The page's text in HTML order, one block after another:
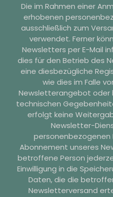
Die im Rahmen einer
erhobenen
ausschließlich zum
verwendet. Ferner
Newsletters per E-Mail
dies für den Betrieb des
eine diesbezügliche
wie dies im Falle
Newsletterangebot oder
technischen
erfolgt keine
Newsletter-
personenbezogenen
Abonnement unseres
betroffene Person
Einwilligung in die
Daten, die die
Newsletterversand